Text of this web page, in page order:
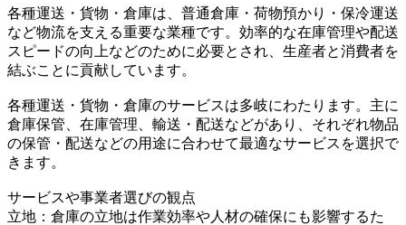
各種運送・貨物・倉庫は、普通倉庫・荷物預かり・保冷運送
など物流を支える重要な業種です。効率的な在庫管理や配送
スピードの向上などのために必要とされ、生産者と消費者を
結ぶことに貢献しています。
各種運送・貨物・倉庫のサービスは多岐にわたります。主に
倉庫保管、在庫管理、輸送・配送などがあり、それぞれ物品
の保管・配送などの用途に合わせて最適なサービスを選択で
きます。
サービスや事業者選びの観点
立地：倉庫の立地は作業効率や人材の確保にも影響するた